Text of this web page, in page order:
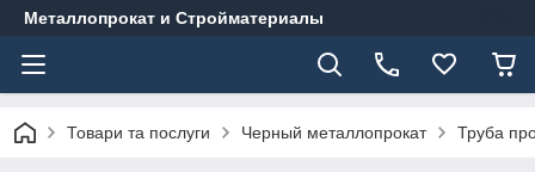
Металлопрокат и Стройматериалы
Товари та послуги Черный металлопрокат Труба